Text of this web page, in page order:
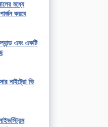
মধ্যে
করবে
এবং একটি
নাইট্রো ভি